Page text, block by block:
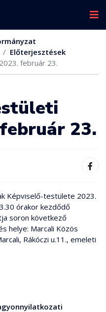
Előterjesztések
február 23.
23.
Képviselő-testülete 2023.
órakor kezdődő
soron következő
helye: Marcali Közös
Rákóczi u.11., emeleti